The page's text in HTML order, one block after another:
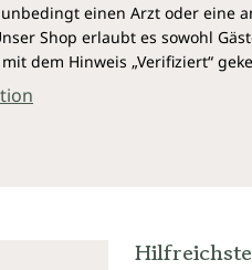
einen Arzt oder eine
Shop erlaubt es sowohl
dem Hinweis „Verifiziert“
Hilfreichste